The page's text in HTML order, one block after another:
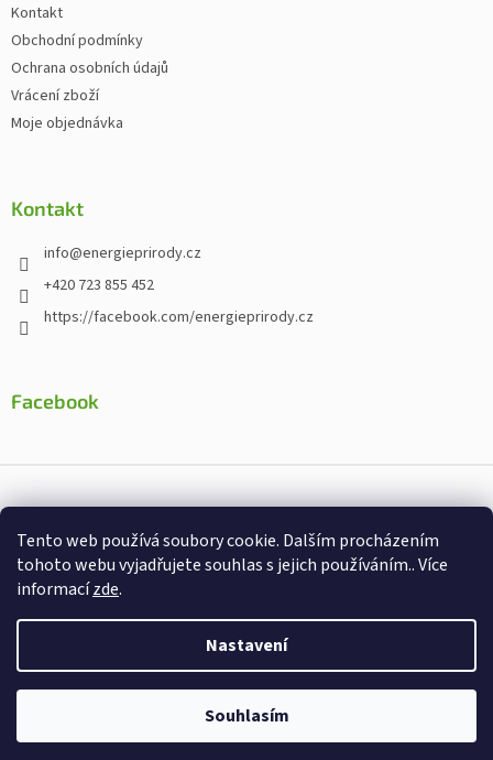
Tento web používá soubory cookie. Dalším procházením
tohoto webu vyjadřujete souhlas s jejich používáním.. Více
informacízde.
Nastavení
Souhlasím
Kontakt
Obchodní podmínky
Ochrana osobních údajů
Vrácení zboží
Moje objednávka
Kontakt
info@energieprirody.cz
+420 723 855 452
https://facebook.com/energieprirody.cz
Facebook
Nakodoval:Štefan Mazáň
doplňky stravy. Všechna práva vyhrazena.